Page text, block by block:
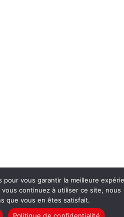
pour vous garantir la meilleure
continuez à utiliser ce site, nous
que vous en êtes satisfait.
Politique de confidentialité